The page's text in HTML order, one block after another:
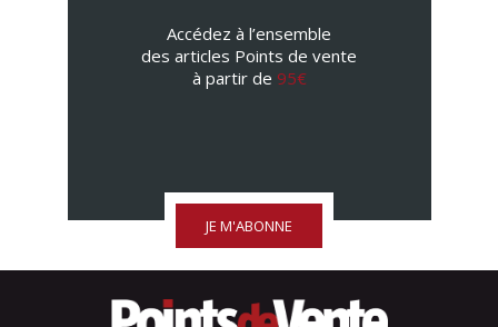
Accédez à l’ensemble
des articles Points de vente
à partir de 95€
JE M'ABONNE